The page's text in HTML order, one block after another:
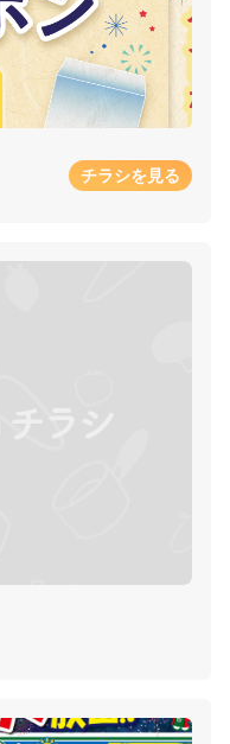
チラシを見る